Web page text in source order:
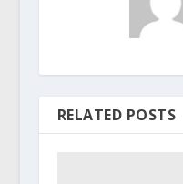
RELATED POSTS